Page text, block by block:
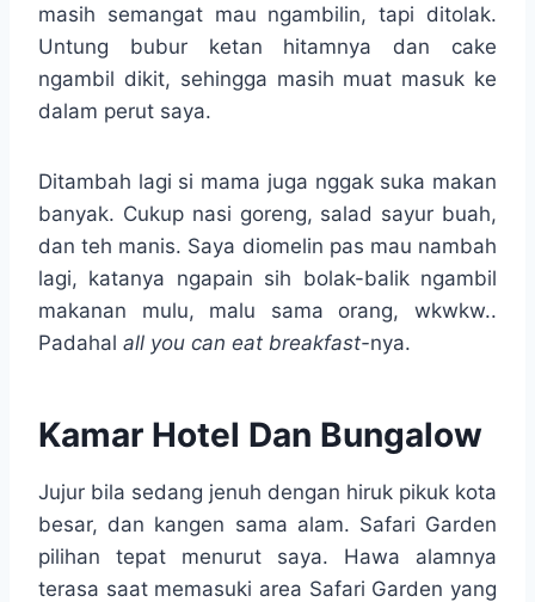
masih semangat mau ngambilin, tapi ditolak.
Untung bubur ketan hitamnya dan cake
ngambil dikit, sehingga masih muat masuk ke
dalam perut saya.
Ditambah lagi si mama juga nggak suka makan
banyak. Cukup nasi goreng, salad sayur buah,
dan teh manis. Saya diomelin pas mau nambah
lagi, katanya ngapain sih bolak-balik ngambil
makanan mulu, malu sama orang, wkwkw..
Padahal all you can eat breakfast-nya.
Kamar Hotel Dan Bungalow
Jujur bila sedang jenuh dengan hiruk pikuk kota
besar, dan kangen sama alam. Safari Garden
pilihan tepat menurut saya. Hawa alamnya
terasa saat memasuki area Safari Garden yang